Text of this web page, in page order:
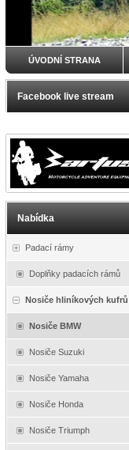
ÚVODNÍ STRANA
Facebook live stream
Nabídka
Padací rámy
Doplňky padacích rámů
Nosiče hliníkových kufrů
Nosiče BMW
Nosiče Suzuki
Nosiče Yamaha
Nosiče Honda
Nosiče Triumph